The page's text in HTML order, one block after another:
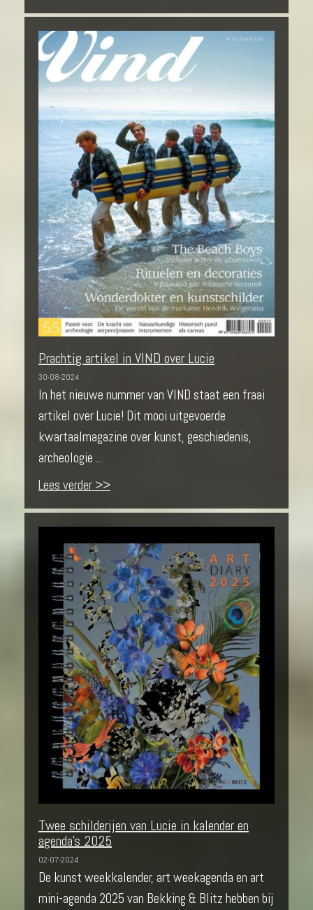
Prachtig artikel in VIND over Lucie
30-08-2024
In het nieuwe nummer van VIND staat een fraai
artikel over Lucie! Dit mooi uitgevoerde
kwartaalmagazine over kunst, geschiedenis,
archeologie ...
Lees verder >>
Twee schilderijen van Lucie in kalender en
agenda's 2025
02-07-2024
De kunst weekkalender, art weekagenda en art
mini-agenda 2025 van Bekking & Blitz hebben bij